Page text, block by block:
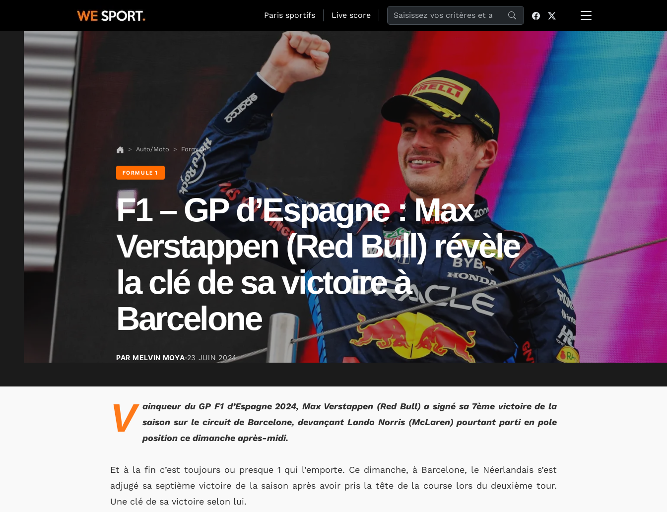
Paris sportifs Live score Search the website
Auto/Moto Formule 1
FORMULE 1
F1 – GP d’Espagne : Max
Verstappen (Red Bull) révèle
la clé de sa victoire à
Barcelone
PAR MELVIN MOYA 23 JUIN 2024
V ainqueur du GP F1 d’Espagne 2024, Max Verstappen (Red Bull) a signé sa 7ème victoire de la
saison sur le circuit de Barcelone, devançant Lando Norris (McLaren) pourtant parti en pole
position ce dimanche après-midi.
Et à la fin c’est toujours ou presque 1 qui l’emporte. Ce dimanche, à Barcelone, le Néerlandais s’est
adjugé sa septième victoire de la saison après avoir pris la tête de la course lors du deuxième tour.
Une clé de sa victoire selon lui.